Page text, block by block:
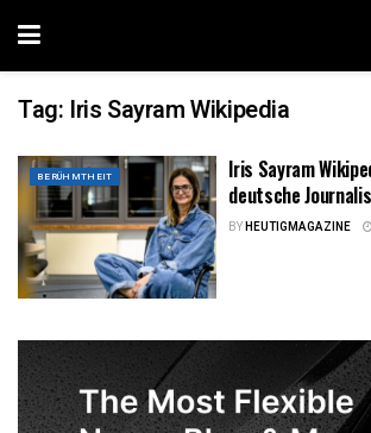
Tag: Iris Sayram Wikipedia
BERÜHMTHEIT
Iris Sayram
deutsche
BYHEUTIGMAGAZINE